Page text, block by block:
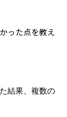
った点を教え
結果、複数の